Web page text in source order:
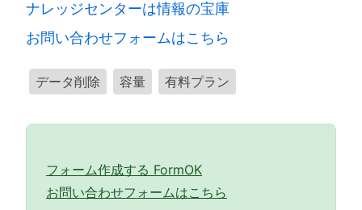
ナレッジセンターは情報の宝庫
お問い合わせフォームはこちら
データ削除 容量 有料プラン
フォーム作成する FormOK
お問い合わせフォームはこちら